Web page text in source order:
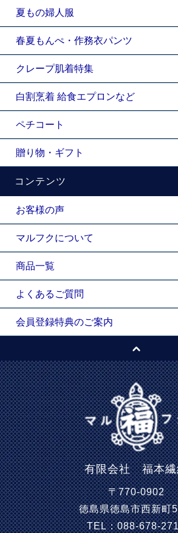
夏もの婦人服
春夏もんぺ・作務衣パンツ
クレープ肌着特集
白割烹着 給食エプロンなど
ペチコート
贈り物・ギフト
コンテンツ
お客様の声
マルフクについて
商品一覧
よくあるご質問
会員登録特典のご案内
有限会社 福本繊
〒770-0902
徳島県徳島市西新町
TEL：088-678-